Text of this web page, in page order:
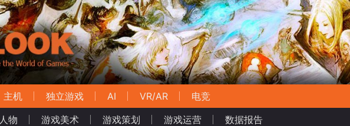
主机 独立游戏 AI VR/AR
电竞
物 游戏美术 游戏策划 游戏运营 数据报告